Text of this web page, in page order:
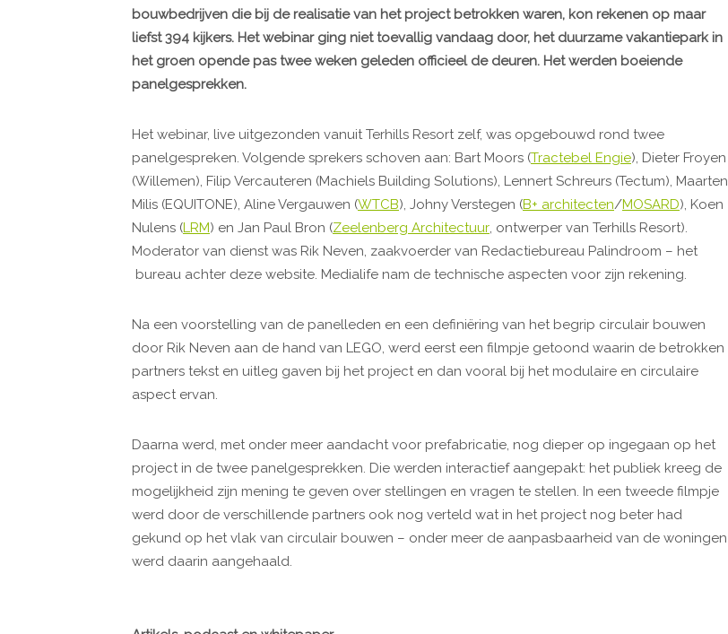
bouwbedrijven die bij de realisatie van het project betrokken waren, kon rekenen op maar
liefst 394 kijkers. Het webinar ging niet toevallig vandaag door, het duurzame vakantiepark in
het groen opende pas twee weken geleden officieel de deuren. Het werden boeiende
panelgesprekken.
Het webinar, live uitgezonden vanuit Terhills Resort zelf, was opgebouwd rond twee
panelgespreken. Volgende sprekers schoven aan: Bart Moors (Tractebel Engie), Dieter Froyen
(Willemen), Filip Vercauteren (Machiels Building Solutions), Lennert Schreurs (Tectum), Maarten
Milis (EQUITONE), Aline Vergauwen (WTCB), Johny Verstegen (B+ architecten/MOSARD), Koen
Nulens (LRM) en Jan Paul Bron (Zeelenberg Architectuur, ontwerper van Terhills Resort).
Moderator van dienst was Rik Neven, zaakvoerder van Redactiebureau Palindroom – het
bureau achter deze website. Medialife nam de technische aspecten voor zijn rekening.
Na een voorstelling van de panelleden en een definiëring van het begrip circulair bouwen
door Rik Neven aan de hand van LEGO, werd eerst een filmpje getoond waarin de betrokken
partners tekst en uitleg gaven bij het project en dan vooral bij het modulaire en circulaire
aspect ervan.
Daarna werd, met onder meer aandacht voor prefabricatie, nog dieper op ingegaan op het
project in de twee panelgesprekken. Die werden interactief aangepakt: het publiek kreeg de
mogelijkheid zijn mening te geven over stellingen en vragen te stellen. In een tweede filmpje
werd door de verschillende partners ook nog verteld wat in het project nog beter had
gekund op het vlak van circulair bouwen – onder meer de aanpasbaarheid van de woningen
werd daarin aangehaald.